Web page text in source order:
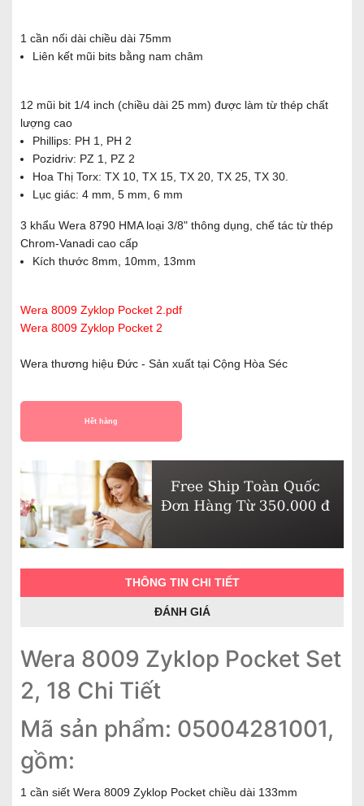
1 cần nối dài chiều dài 75mm
Liên kết mũi bits bằng nam châm
12 mũi bit 1/4 inch (chiều dài 25 mm) được làm từ thép chất
lượng cao
Phillips: PH 1, PH 2
Pozidriv: PZ 1, PZ 2
Hoa Thị Torx: TX 10, TX 15, TX 20, TX 25, TX 30.
Lục giác: 4 mm, 5 mm, 6 mm
3 khẩu Wera 8790 HMA loại 3/8" thông dụng, chế tác từ thép
Chrom-Vanadi cao cấp
Kích thước 8mm, 10mm, 13mm
Wera 8009 Zyklop Pocket 2.pdf
Wera 8009 Zyklop Pocket 2
Wera thương hiệu Đức - Sản xuất tại Cộng Hòa Séc
Hết hàng
THÔNG TIN CHI TIẾT
ĐÁNH GIÁ
Wera 8009 Zyklop Pocket Set
2, 18 Chi Tiết
Mã sản phẩm: 05004281001,
gồm:
1 cần siết Wera 8009 Zyklop Pocket chiều dài 133mm